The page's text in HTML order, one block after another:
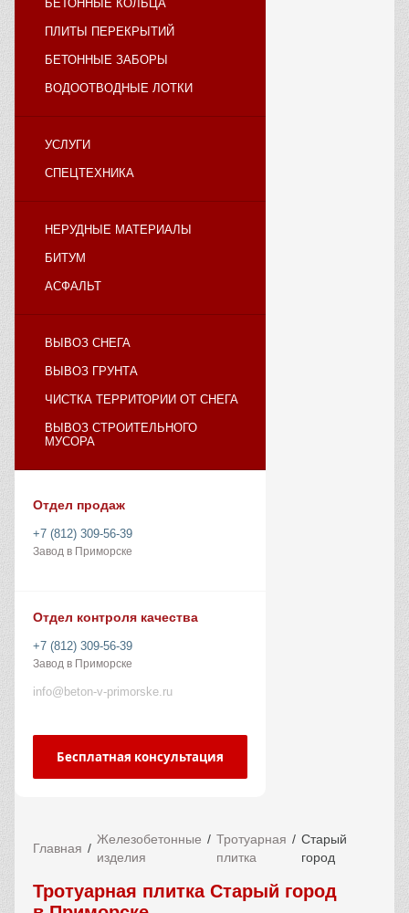
БЕТОННЫЕ КОЛЬЦА
ПЛИТЫ ПЕРЕКРЫТИЙ
БЕТОННЫЕ ЗАБОРЫ
ВОДООТВОДНЫЕ ЛОТКИ
УСЛУГИ
СПЕЦТЕХНИКА
НЕРУДНЫЕ МАТЕРИАЛЫ
БИТУМ
АСФАЛЬТ
ВЫВОЗ СНЕГА
ВЫВОЗ ГРУНТА
ЧИСТКА ТЕРРИТОРИИ ОТ СНЕГА
ВЫВОЗ СТРОИТЕЛЬНОГО
МУСОРА
Отдел продаж
+7 (812) 309-56-39
Завод в Приморске
Отдел контроля качества
+7 (812) 309-56-39
Завод в Приморске
info@beton-v-primorske.ru
Бесплатная консультация
Главная
Железобетонные
изделия
Тротуарная
плитка
Старый
город
Тротуарная плитка Старый город